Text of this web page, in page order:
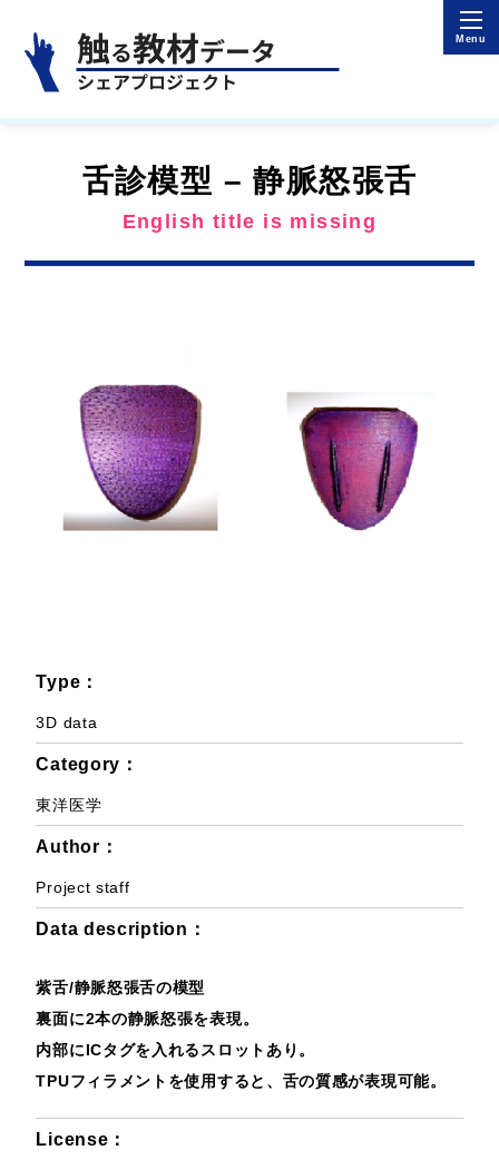
舌診模型 – 静脈怒張舌
English title is missing
Type：
3D data
Category：
東洋医学
Author：
Project staff
Data description：
紫舌/静脈怒張舌の模型
裏面に2本の静脈怒張を表現。
内部にICタグを入れるスロットあり。
TPUフィラメントを使用すると、舌の質感が表現可能。
License：